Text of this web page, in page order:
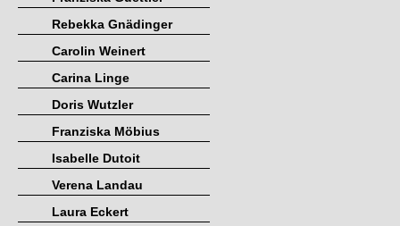
Rebekka Gnädinger
Carolin Weinert
Carina Linge
Doris Wutzler
Franziska Möbius
Isabelle Dutoit
Verena Landau
Laura Eckert